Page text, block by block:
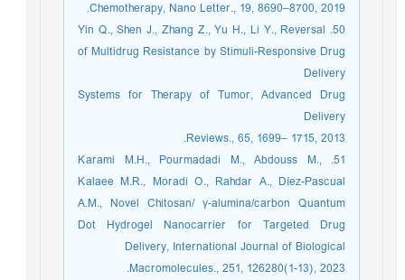
Chemotherapy, Nano Letter., 19, 8690–8700, 2019.
50. Yin Q., Shen J., Zhang Z., Yu H., Li Y., Reversal
of Multidrug Resistance by Stimuli-Responsive Drug
Delivery
Systems for Therapy of Tumor, Advanced Drug
Delivery
Reviews., 65, 1699– 1715, 2013.
51. Karami M.H., Pourmadadi M., Abdouss M.,
Kalaee M.R., Moradi O., Rahdar A., Díez-Pascual
A.M., Novel Chitosan/ γ-alumina/carbon Quantum
Dot Hydrogel Nanocarrier for Targeted Drug
Delivery, International Journal of Biological
Macromolecules., 251, 126280(1-13), 2023.